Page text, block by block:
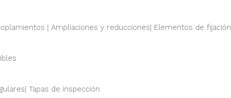
| Ampliaciones y reducciones| Elementos de fijación
Tapas de inspección